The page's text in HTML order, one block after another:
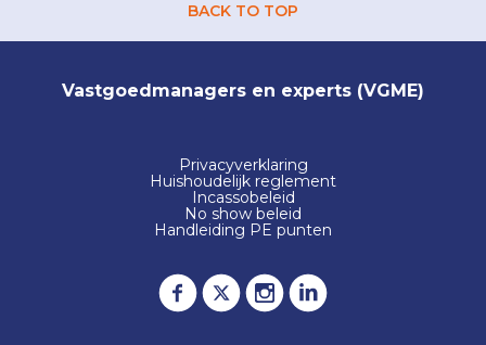
BACK TO TOP
Vastgoedmanagers en experts (VGME)
Privacyverklaring
Huishoudelijk reglement
Incassobeleid
No show beleid
Handleiding PE punten